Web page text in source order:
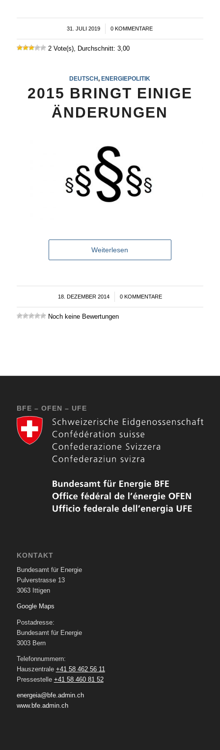
31. JULI 2019 0 KOMMENTARE
2 Vote(s), Durchschnitt: 3,00
DEUTSCH,ENERGIEPOLITIK
2015 BRINGT EINIGE
ÄNDERUNGEN
Weiterlesen
18. DEZEMBER 2014
/ 0 KOMMENTARE
Noch keine Bewertungen
BFE – OFEN – UFE
KONTAKT
Bundesamt für Energie
Pulverstrasse 13
3063 Ittigen
Google Maps
Postadresse:
Bundesamt für Energie
3003 Bern
Telefonnummern:
Hauszentrale +41 58 462 56 11
Pressestelle +41 58 460 81 52
energeia@bfe.admin.ch
www.bfe.admin.ch